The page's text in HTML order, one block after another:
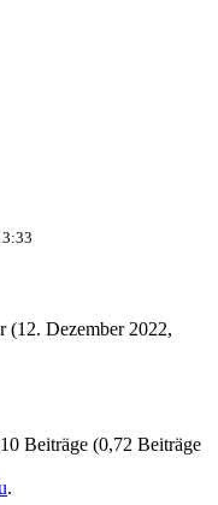
(12. Dezember 2022,
Beiträge (0,72 Beiträge
.